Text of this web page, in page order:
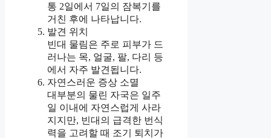
통 2일에서 7일의 잠복기를
거친 후에 나타납니다.
발견 위치
빈대 물림은 주로 피부가 드
러나는 목, 얼굴, 팔, 다리 등
에서 자주 발견됩니다.
자연스러운 증상 소멸
대부분의 물린 자국은 일주
일 이내에 자연스럽게 사라
지지만, 빈대의 급격한 번식
력을 고려할 때 조기 퇴치가